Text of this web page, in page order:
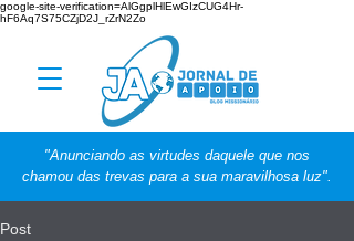
google-site-verification=AlGgplHlEwGIzCUG4Hr-
hF6Aq7S75CZjD2J_rZrN2Zo
"Anunciando as virtudes daquele que nos
chamou das trevas para a sua maravilhosa luz".
Post